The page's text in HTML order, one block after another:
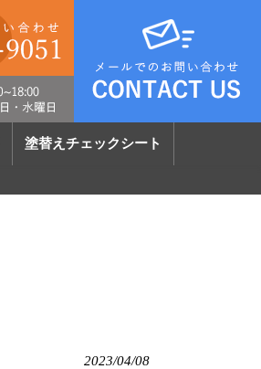
塗替えチェックシート
2023/04/08